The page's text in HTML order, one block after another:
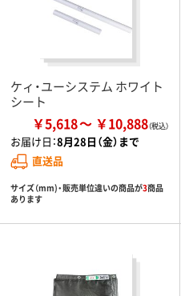
ケィ・ユーシステム ホワイト
シート
￥5,618 ￥10,888
お届け日：8月28日（金）まで
直送品
サイズ（mm)・販売単位違いの商品が3商品
あります